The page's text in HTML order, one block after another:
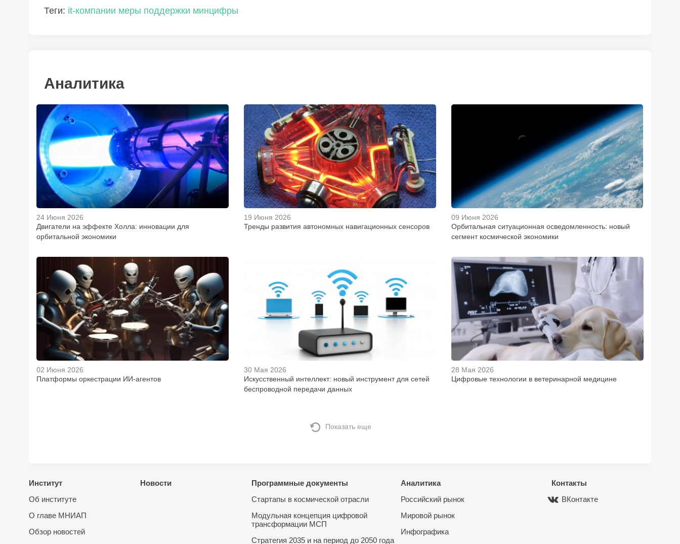
Теги: it-компании меры поддержки минцифры
Аналитика
24 Июня 2026
Двигатели на эффекте Холла: инновации для
орбитальной экономики
19 Июня 2026
Тренды развития автономных навигационных сенсоров
09 Июня 2026
Орбитальная ситуационная осведомленность: новый
сегмент космической экономики
02 Июня 2026
Платформы оркестрации ИИ-агентов
30 Мая 2026
Искусственный интеллект: новый инструмент для сетей
беспроводной передачи данных
28 Мая 2026
Цифровые технологии в ветеринарной медицине
Показать еще
Институт
Об институте
О главе МНИАП
Обзор новостей
Новости
Программные документы
Стартапы в космической отрасли
Модульная концепция цифровой
трансформации МСП
Стратегия 2035 и на период до 2050 года
Аналитика
Российский рынок
Мировой рынок
Инфографика
Контакты
ВКонтакте